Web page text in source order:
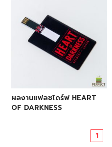
ผลงานแฟลชไดร์ฟ HEART
OF DARKNESS
1